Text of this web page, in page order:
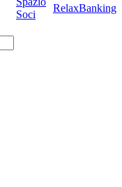
Soci
RelaxBanking